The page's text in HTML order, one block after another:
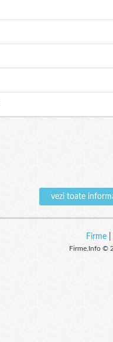
vezi toate
Firme|
Firme.Info ©